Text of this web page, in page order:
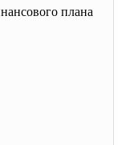
плана